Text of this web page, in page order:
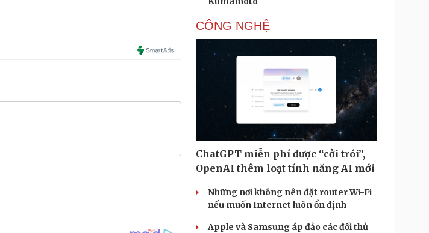
CÔNG NGHỆ
ChatGPT miễn phí được “cởi trói”,
OpenAI thêm loạt tính năng AI mới
Những nơi không nên đặt router Wi-Fi
nếu muốn Internet luôn ổn định
Apple và Samsung áp đảo các đối thủ